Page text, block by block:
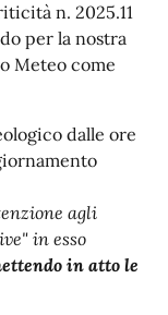
n. 2025.11
per la nostra
Meteo come
dalle ore
agli
in esso
in atto le